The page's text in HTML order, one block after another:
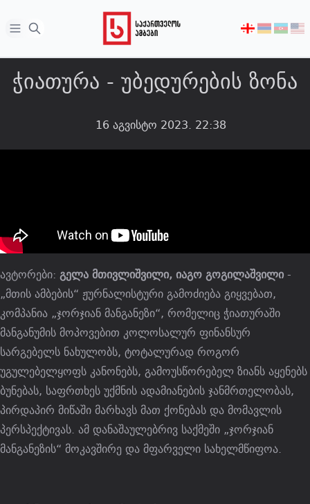
Open sidebar
აირჩიეთ
ჭიათურა - უბედურების ზონა
16 აგვისტო 2023. 22:38
ავტორები: გელა მთივლიშვილი, იაგო გოგილაშვილი-
„მთის ამბების“ ჟურნალისტური გამოძიება გიყვებათ,
კომპანია „ჯორჯიან მანგანეზი“, რომელიც ჭიათურაში
მანგანუმის მოპოვებით კოლოსალურ ფინანსურ
სარგებელს ნახულობს, ტოტალურად როგორ
უგულებელყოფს კანონებს, გამოუსწორებელ ზიანს აყენებს
ბუნებას, საფრთხეს უქმნის ადამიანების ჯანმრთელობას,
პირდაპირ მიწაში მარხავს მათ ქონებას და მომავლის
პერსპექტივას. ამ დანაშაულებრივ საქმეში „ჯორჯიან
მანგანეზის“ მოკავშირე და მფარველი სახელმწიფოა.